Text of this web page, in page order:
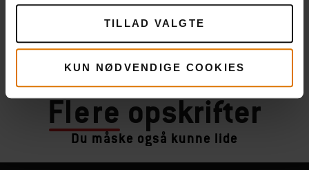
TILLAD VALGTE
KUN NØDVENDIGE COOKIES
Flereopskrifter
Du måske også kunne lide